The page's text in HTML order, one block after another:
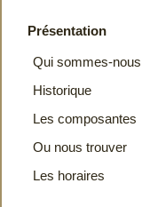
Présentation
Qui sommes-nous
Historique
Les composantes
Ou nous trouver
Les horaires